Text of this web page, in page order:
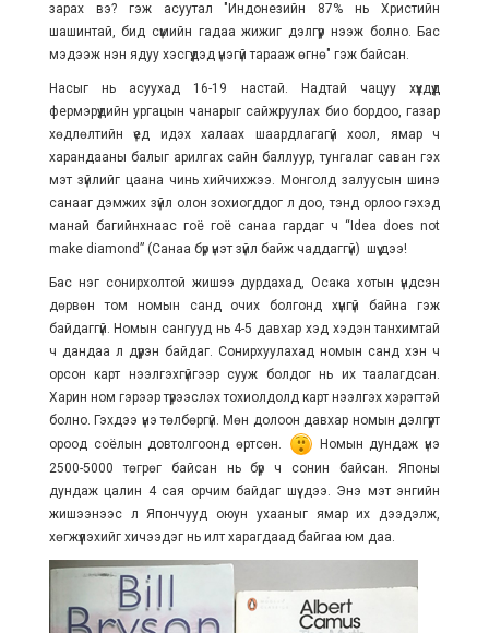
зарах вэ? гэж асуутал "Индонезийн 87% нь Христийн
шашинтай, бид сүмийн гадаа жижиг дэлгүүр нээж болно. Бас
мэдээж нэн ядуу хэсгүүдэд үнэгүй тарааж өгнө" гэж байсан.
Насыг нь асуухад 16-19 настай. Надтай чацуу хүүхдүүд
фермэрүүдийн ургацын чанарыг сайжруулах био бордоо, газар
хөдлөлтийн үед идэх халаах шаардлагагүй хоол, ямар ч
харандааны балыг арилгах сайн баллуур, тунгалаг саван гэх
мэт зүйлийг цаана чинь хийчихжээ. Монголд залуусын шинэ
санааг дэмжих зүйл олон зохиогддог л доо, тэнд орлоо гэхэд
манай багийнхнаас гоё гоё санаа гардаг ч “Idea does not
make diamond” (Санаа бүр үнэт зүйл байж чаддаггүй) шүү дээ!
Бас нэг сонирхолтой жишээ дурдахад, Осака хотын үндсэн
дөрвөн том номын санд очих болгонд хүнгүй байна гэж
байдаггүй. Номын сангууд нь 4-5 давхар хэд хэдэн танхимтай
ч дандаа л дүүрэн байдаг. Сонирхуулахад номын санд хэн ч
орсон карт нээлгэхгүйгээр сууж болдог нь их таалагдсан.
Харин ном гэрээр түрээслэх тохиолдолд карт нээлгэх хэрэгтэй
болно. Гэхдээ үнэ төлбөргүй. Мөн долоон давхар номын дэлгүүрт
ороод соёлын довтолгоонд өртсөн.
Номын дундаж үнэ
2500-5000 төгрөг байсан нь бүр ч сонин байсан. Японы
дундаж цалин 4 сая орчим байдаг шүү дээ. Энэ мэт энгийн
жишээнээс л Япончууд оюун ухааныг ямар их дээдэлж,
хөгжүүлэхийг хичээдэг нь илт харагдаад байгаа юм даа.